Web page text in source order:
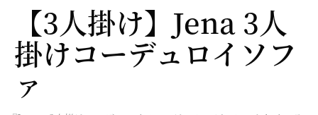
【3人掛け】Jena 3人
掛けコーデュロイソフ
ァ